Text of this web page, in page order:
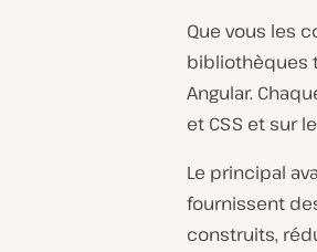
Que vous les
bibliothèques
Angular.
et CSS et sur
Le principal
fournissent
construits,